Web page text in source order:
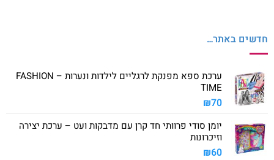
חדשים באתר…
ערכת ספא מפנקת לרגליים לילדות ונערות – FASHION
TIME
₪70
יומן סודי פרוותי חד קרן עם מדבקות ועט – ערכת יצירה
וזיכרונות
₪60